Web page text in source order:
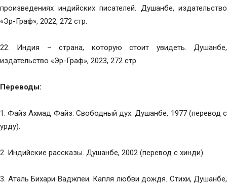
произведениях индийских писателей. Душанбе, издательство
«Эр-Граф», 2022, 272 стр.
22. Индия – страна, которую стоит увидеть. Душанбе,
издательство «Эр-Граф», 2023, 272 стр.
Переводы:
1. Файз Ахмад Файз. Свободный дух. Душанбе, 1977 (перевод с
урду).
2. Индийские рассказы. Душанбе, 2002 (перевод с хинди).
3. Аталь Бихари Ваджпеи. Капля любви дождя. Стихи, Душанбе,